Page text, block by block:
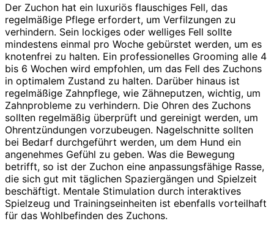
Der Zuchon hat ein luxuriös flauschiges Fell, das
regelmäßige Pflege erfordert, um Verfilzungen zu
verhindern. Sein lockiges oder welliges Fell sollte
mindestens einmal pro Woche gebürstet werden, um es
knotenfrei zu halten. Ein professionelles Grooming alle 4
bis 6 Wochen wird empfohlen, um das Fell des Zuchons
in optimalem Zustand zu halten. Darüber hinaus ist
regelmäßige Zahnpflege, wie Zähneputzen, wichtig, um
Zahnprobleme zu verhindern. Die Ohren des Zuchons
sollten regelmäßig überprüft und gereinigt werden, um
Ohrentzündungen vorzubeugen. Nagelschnitte sollten
bei Bedarf durchgeführt werden, um dem Hund ein
angenehmes Gefühl zu geben. Was die Bewegung
betrifft, so ist der Zuchon eine anpassungsfähige Rasse,
die sich gut mit täglichen Spaziergängen und Spielzeit
beschäftigt. Mentale Stimulation durch interaktives
Spielzeug und Trainingseinheiten ist ebenfalls vorteilhaft
für das Wohlbefinden des Zuchons.